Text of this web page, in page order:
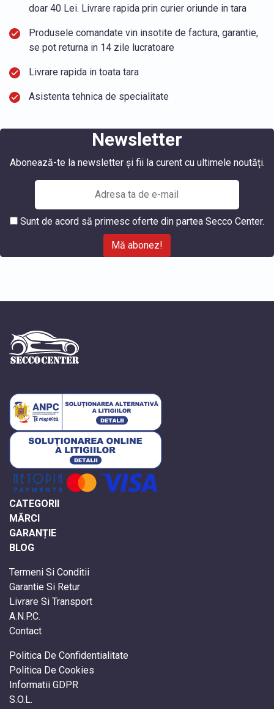
doar 40 Lei. Livrare rapida prin curier oriunde in tara
Produsele comandate vin insotite de factura, garantie,
se pot returna in 14 zile lucratoare
Livrare rapida in toata tara
Asistenta tehnica de specialitate
Newsletter
Abonează-te la newsletter și fii la curent cu ultimele noutăți.
Sunt de acord să primesc oferte din partea Secco Center.
Mă abonez!
CATEGORII
MĂRCI
GARANȚIE
BLOG
Termeni Si Conditii
Garantie Si Retur
Livrare Si Transport
A.N.P.C.
Contact
Politica De Confidentialitate
Politica De Cookies
Informatii GDPR
S.O.L.